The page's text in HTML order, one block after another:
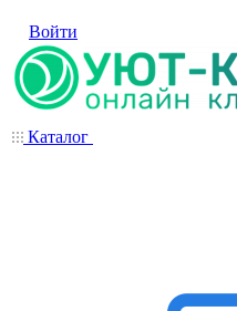
Войти
Каталог